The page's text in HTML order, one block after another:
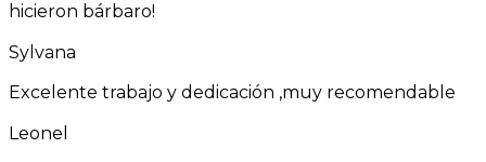
hicieron bárbaro!
Sylvana
Excelente trabajo y dedicación ,muy recomendable
Leonel